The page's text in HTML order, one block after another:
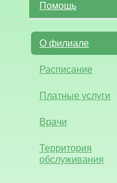
Помощь
О филиале
Расписание
Платные услуги
Врачи
Территория
обслуживания